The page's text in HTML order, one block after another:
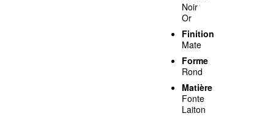
Noir
Or
Finition
Mate
Forme
Rond
Matière
Fonte
Laiton